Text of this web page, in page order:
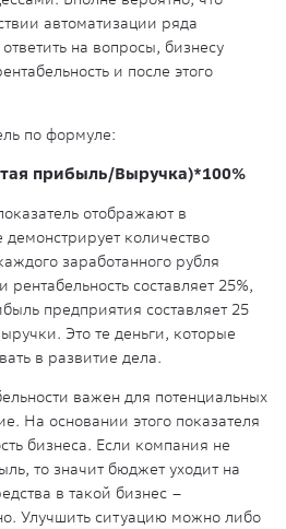
автоматизации ряда
на вопросы, бизнесу
и после этого
по формуле:
прибыль/Выручка)*100%
отображают в
демонстрирует количество
заработанного рубля
составляет 25%,
предприятия составляет 25
Это те деньги, которые
в развитие дела.
важен для потенциальных
На основании этого показателя
бизнеса. Если компания не
то значит бюджет уходит на
в такой бизнес –
Улучшить ситуацию можно либо